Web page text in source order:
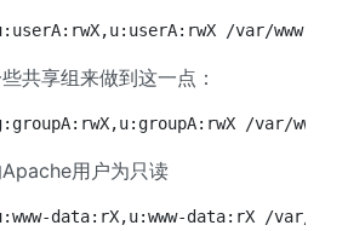
/var/www
共享组来做到这一点：
/var/www
用户为只读
data:rX,u:www-data:rX /var/www